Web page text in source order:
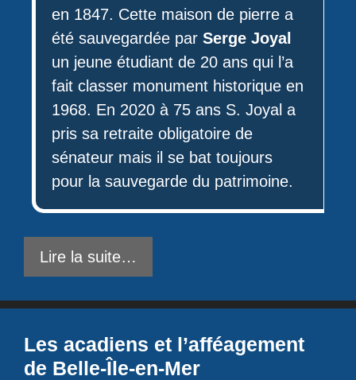
en 1847. Cette maison de pierre a
été sauvegardée par Serge Joyal
un jeune étudiant de 20 ans qui l’a
fait classer monument historique en
1968. En 2020 à 75 ans S. Joyal a
pris sa retraite obligatoire de
sénateur mais il se bat toujours
pour la sauvegarde du patrimoine.
Lire la suite…
Les acadiens et l’afféagement
de Belle-Île-en-Mer